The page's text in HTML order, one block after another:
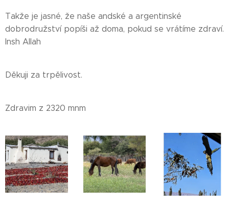
Takže je jasné, že naše andské a argentinské
dobrodružství popíši až doma, pokud se vrátíme zdraví.
Insh Allah
Děkuji za trpělivost.
Zdravim z 2320 mnm